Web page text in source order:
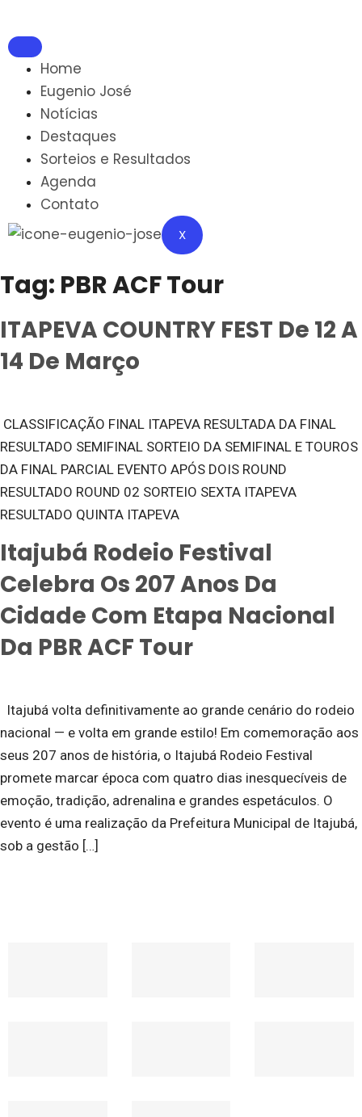
Home
Eugenio José
Notícias
Destaques
Sorteios e Resultados
Agenda
Contato
X
Tag: PBR ACF Tour
ITAPEVA COUNTRY FEST De 12 A
14 De Março
CLASSIFICAÇÃO FINAL ITAPEVA RESULTADA DA FINAL
RESULTADO SEMIFINAL SORTEIO DA SEMIFINAL E TOUROS
DA FINAL PARCIAL EVENTO APÓS DOIS ROUND
RESULTADO ROUND 02 SORTEIO SEXTA ITAPEVA
RESULTADO QUINTA ITAPEVA
Itajubá Rodeio Festival
Celebra Os 207 Anos Da
Cidade Com Etapa Nacional
Da PBR ACF Tour
Itajubá volta definitivamente ao grande cenário do rodeio
nacional — e volta em grande estilo! Em comemoração aos
seus 207 anos de história, o Itajubá Rodeio Festival
promete marcar época com quatro dias inesquecíveis de
emoção, tradição, adrenalina e grandes espetáculos. O
evento é uma realização da Prefeitura Municipal de Itajubá,
sob a gestão […]